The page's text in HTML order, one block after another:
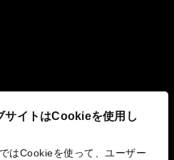
サイトはCookieを使用し
はCookieを使って、ユーザー
み